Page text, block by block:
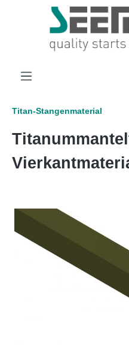
springen
Titan-Stangenmaterial
Bildergalerie überspringen